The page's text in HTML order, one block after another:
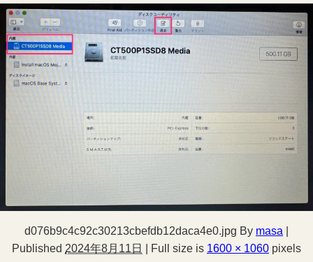
d076b9c4c92c30213cbefdb12daca4e0.jpg By masa
Published 2024年8月11日 Full size is 1600 × 1060 pixels